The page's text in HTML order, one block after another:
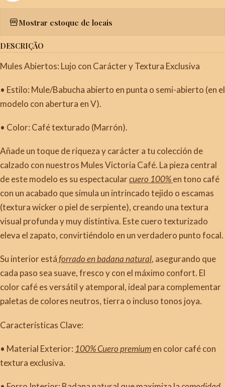
Mostrar estoque de locais
DESCRIÇÃO
Mules Abiertos: Lujo con Carácter y Textura Exclusiva
• Estilo: Mule/Babucha abierto en punta o semi-abierto (en el
modelo con abertura en V).
• Color: Café texturado (Marrón).
Añade un toque de riqueza y carácter a tu colección de
calzado con nuestros Mules Victoria Café. La pieza central
de este modelo es su espectacularcuero 100%en tono café
con un acabado que simula un intrincado tejido o escamas
(textura wicker o piel de serpiente), creando una textura
visual profunda y muy distintiva. Este cuero texturizado
eleva el zapato, convirtiéndolo en un verdadero punto focal.
Su interior estáforrado en badana natural, asegurando que
cada paso sea suave, fresco y con el máximo confort. El
color café es versátil y atemporal, ideal para complementar
paletas de colores neutros, tierra o incluso tonos joya.
Características Clave:
• Material Exterior: 100% Cuero premiumen color café con
textura exclusiva.